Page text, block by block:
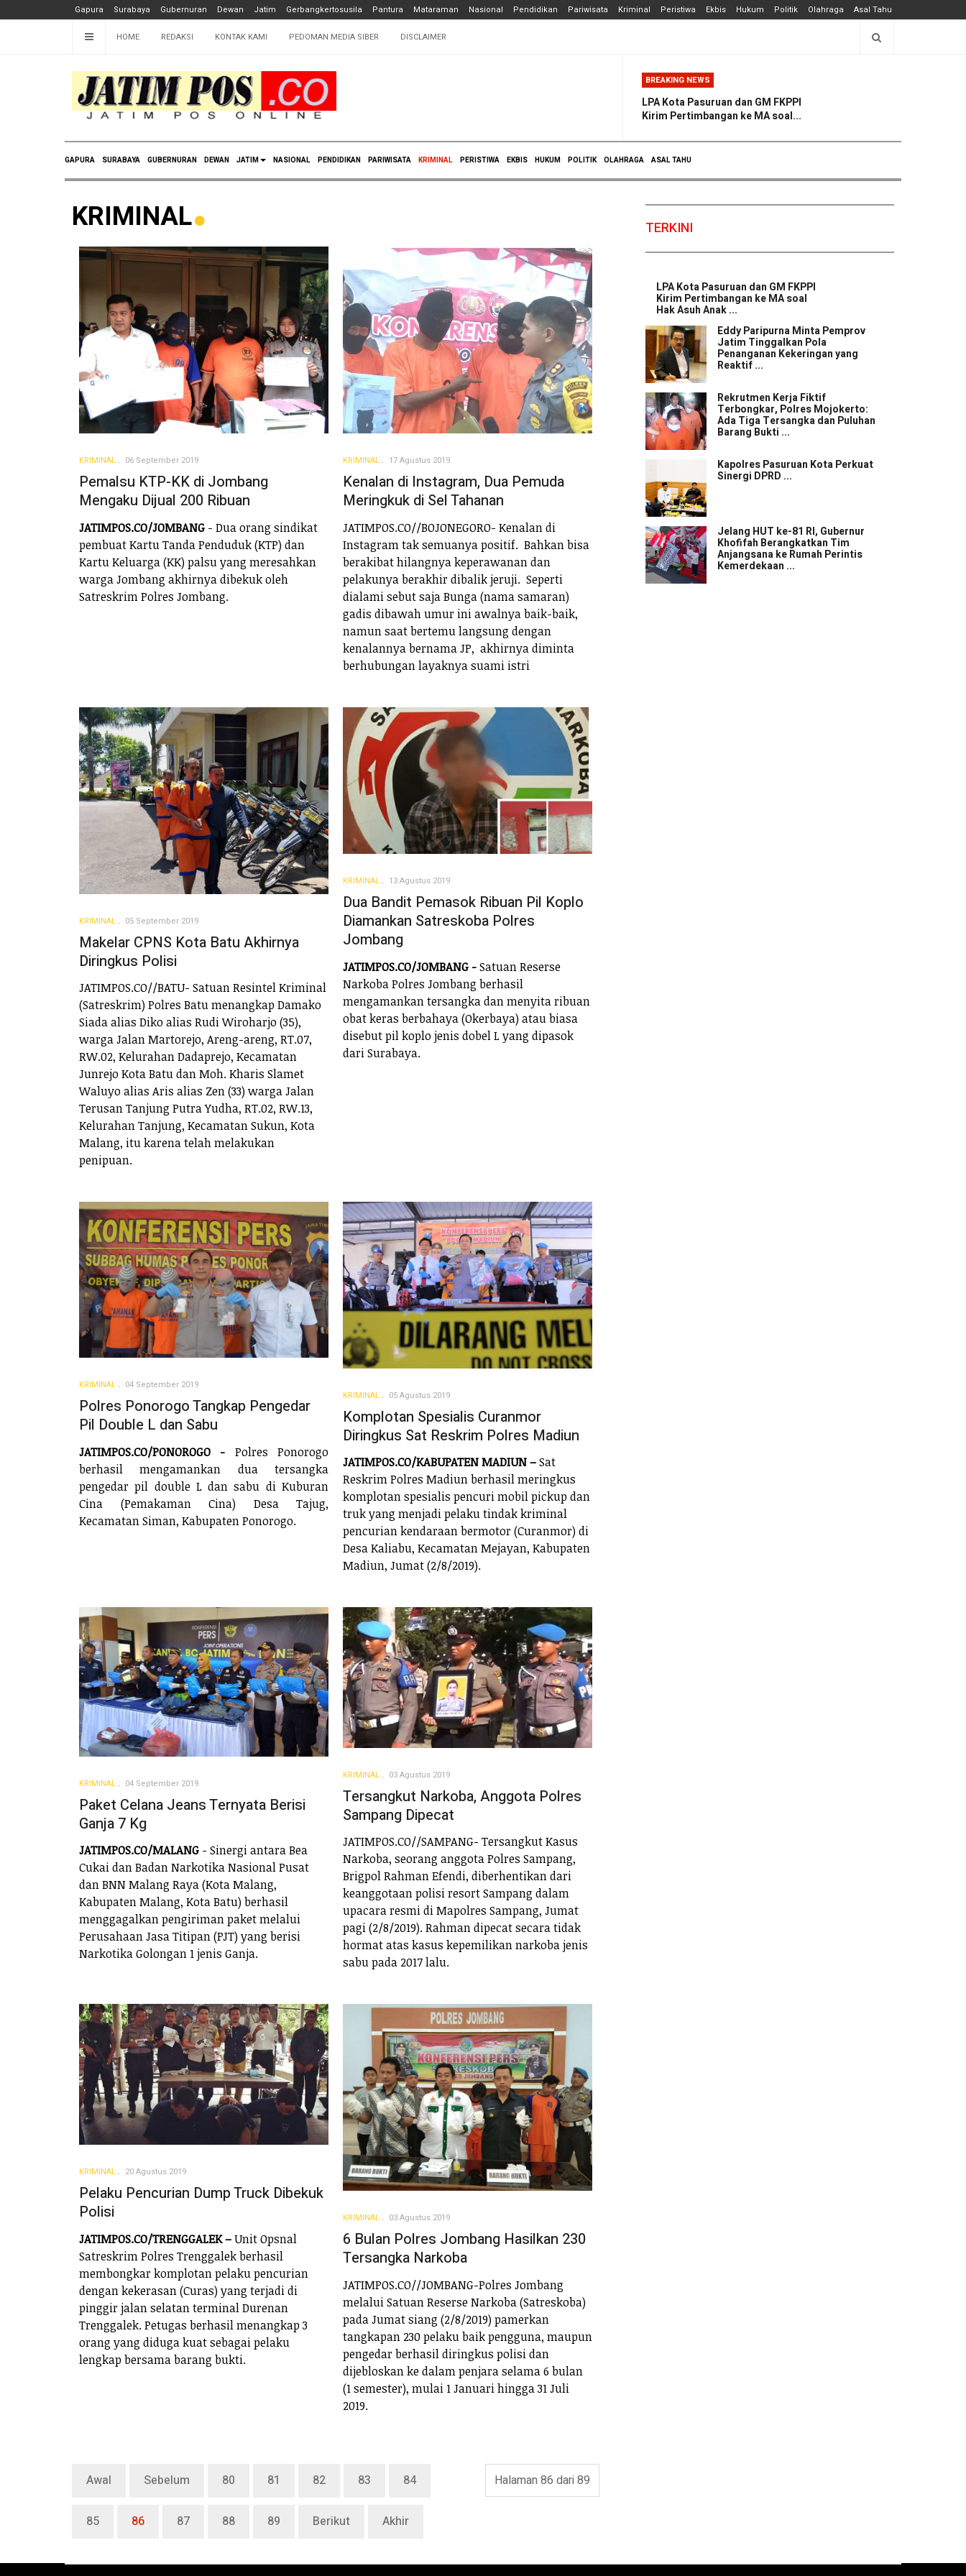
Gapura Surabaya Gubernuran Dewan Jatim Gerbangkertosusila Pantura Mataraman Nasional Pendidikan Pariwisata Kriminal Peristiwa Ekbis Hukum Politik Olahraga Asal Tahu
HOME REDAKSI KONTAK KAMI PEDOMAN MEDIA SIBER DISCLAIMER
BREAKING NEWS
LPA Kota Pasuruan dan GM FKPPI
Kirim Pertimbangan ke MA soal...
GAPURA SURABAYA GUBERNURAN DEWAN JATIM NASIONAL PENDIDIKAN PARIWISATA KRIMINAL PERISTIWA EKBIS HUKUM POLITIK OLAHRAGA ASAL TAHU
KRIMINAL
KRIMINAL 06 September 2019
Pemalsu KTP-KK di Jombang
Mengaku Dijual 200 Ribuan
JATIMPOS.CO/JOMBANG - Dua orang sindikat
pembuat Kartu Tanda Penduduk (KTP) dan
Kartu Keluarga (KK) palsu yang meresahkan
warga Jombang akhirnya dibekuk oleh
Satreskrim Polres Jombang.
KRIMINAL 17 Agustus 2019
Kenalan di Instagram, Dua Pemuda
Meringkuk di Sel Tahanan
JATIMPOS.CO//BOJONEGORO- Kenalan di
Instagram tak semuanya positif. Bahkan bisa
berakibat hilangnya keperawanan dan
pelakunya berakhir dibalik jeruji. Seperti
dialami sebut saja Bunga (nama samaran)
gadis dibawah umur ini awalnya baik-baik,
namun saat bertemu langsung dengan
kenalannya bernama JP, akhirnya diminta
berhubungan layaknya suami istri
KRIMINAL 05 September 2019
Makelar CPNS Kota Batu Akhirnya
Diringkus Polisi
JATIMPOS.CO//BATU- Satuan Resintel Kriminal
(Satreskrim) Polres Batu menangkap Damako
Siada alias Diko alias Rudi Wiroharjo (35),
warga Jalan Martorejo, Areng-areng, RT.07,
RW.02, Kelurahan Dadaprejo, Kecamatan
Junrejo Kota Batu dan Moh. Kharis Slamet
Waluyo alias Aris alias Zen (33) warga Jalan
Terusan Tanjung Putra Yudha, RT.02, RW.13,
Kelurahan Tanjung, Kecamatan Sukun, Kota
Malang, itu karena telah melakukan
penipuan.
KRIMINAL 13 Agustus 2019
Dua Bandit Pemasok Ribuan Pil Koplo
Diamankan Satreskoba Polres
Jombang
JATIMPOS.CO/JOMBANG -Satuan Reserse
Narkoba Polres Jombang berhasil
mengamankan tersangka dan menyita ribuan
obat keras berbahaya (Okerbaya) atau biasa
disebut pil koplo jenis dobel L yang dipasok
dari Surabaya.
KRIMINAL 04 September 2019
Polres Ponorogo Tangkap Pengedar
Pil Double L dan Sabu
JATIMPOS.CO/PONOROGO - Polres Ponorogo
berhasil mengamankan dua tersangka
pengedar pil double L dan sabu di Kuburan
Cina (Pemakaman Cina) Desa Tajug,
Kecamatan Siman, Kabupaten Ponorogo.
KRIMINAL 05 Agustus 2019
Komplotan Spesialis Curanmor
Diringkus Sat Reskrim Polres Madiun
JATIMPOS.CO/KABUPATEN MADIUN –Sat
Reskrim Polres Madiun berhasil meringkus
komplotan spesialis pencuri mobil pickup dan
truk yang menjadi pelaku tindak kriminal
pencurian kendaraan bermotor (Curanmor) di
Desa Kaliabu, Kecamatan Mejayan, Kabupaten
Madiun, Jumat (2/8/2019).
KRIMINAL 04 September 2019
Paket Celana Jeans Ternyata Berisi
Ganja 7 Kg
JATIMPOS.CO/MALANG - Sinergi antara Bea
Cukai dan Badan Narkotika Nasional Pusat
dan BNN Malang Raya (Kota Malang,
Kabupaten Malang, Kota Batu) berhasil
menggagalkan pengiriman paket melalui
Perusahaan Jasa Titipan (PJT) yang berisi
Narkotika Golongan 1 jenis Ganja.
KRIMINAL 03 Agustus 2019
Tersangkut Narkoba, Anggota Polres
Sampang Dipecat
JATIMPOS.CO//SAMPANG- Tersangkut Kasus
Narkoba, seorang anggota Polres Sampang,
Brigpol Rahman Efendi, diberhentikan dari
keanggotaan polisi resort Sampang dalam
upacara resmi di Mapolres Sampang, Jumat
pagi (2/8/2019). Rahman dipecat secara tidak
hormat atas kasus kepemilikan narkoba jenis
sabu pada 2017 lalu.
KRIMINAL 20 Agustus 2019
Pelaku Pencurian Dump Truck Dibekuk
Polisi
JATIMPOS.CO/TRENGGALEK –Unit Opsnal
Satreskrim Polres Trenggalek berhasil
membongkar komplotan pelaku pencurian
dengan kekerasan (Curas) yang terjadi di
pinggir jalan selatan terminal Durenan
Trenggalek. Petugas berhasil menangkap 3
orang yang diduga kuat sebagai pelaku
lengkap bersama barang bukti.
KRIMINAL 03 Agustus 2019
6 Bulan Polres Jombang Hasilkan 230
Tersangka Narkoba
JATIMPOS.CO//JOMBANG-Polres Jombang
melalui Satuan Reserse Narkoba (Satreskoba)
pada Jumat siang (2/8/2019) pamerkan
tangkapan 230 pelaku baik pengguna, maupun
pengedar berhasil diringkus polisi dan
dijebloskan ke dalam penjara selama 6 bulan
(1 semester), mulai 1 Januari hingga 31 Juli
2019.
Halaman 86 dari 89
Awal Sebelum 80 81 82 83 84
85 86 87 88 89 Berikut Akhir
TERKINI
LPA Kota Pasuruan dan GM FKPPI
Kirim Pertimbangan ke MA soal
Hak Asuh Anak ...
Eddy Paripurna Minta Pemprov
Jatim Tinggalkan Pola
Penanganan Kekeringan yang
Reaktif ...
Rekrutmen Kerja Fiktif
Terbongkar, Polres Mojokerto:
Ada Tiga Tersangka dan Puluhan
Barang Bukti ...
Kapolres Pasuruan Kota Perkuat
Sinergi DPRD ...
Jelang HUT ke-81 RI, Gubernur
Khofifah Berangkatkan Tim
Anjangsana ke Rumah Perintis
Kemerdekaan ...